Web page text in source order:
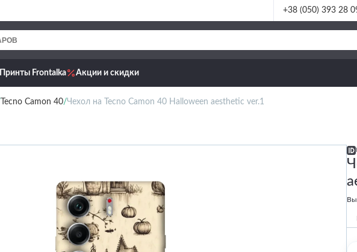
+38 (050) 393 28
Принты Frontalka Акции и скидки
Tecno Camon 40 Чехол на Tecno Camon 40 Halloween aesthetic ver.1